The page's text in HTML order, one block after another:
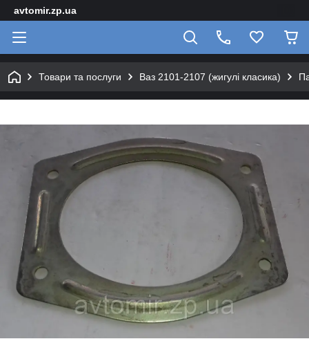
avtomir.zp.ua
Товари та послуги Ваз 2101-2107 (жигулі класика)